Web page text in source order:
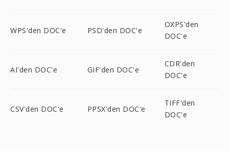
WPS'den DOC'e PSD'den DOC'e
OXPS'den
DOC'e
AI'den DOC'e GIF'den DOC'e
CDR'den
DOC'e
CSV'den DOC'e PPSX'den DOC'e
TIFF'den
DOC'e